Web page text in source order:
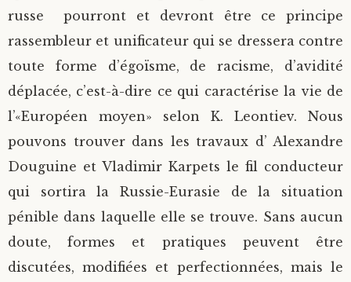
russe pourront et devront être ce principe
rassembleur et unificateur qui se dressera contre
toute forme d’égoïsme, de racisme, d’avidité
déplacée, c’est-à-dire ce qui caractérise la vie de
l’«Européen moyen» selon K. Leontiev. Nous
pouvons trouver dans les travaux d’ Alexandre
Douguine et Vladimir Karpets le fil conducteur
qui sortira la Russie-Eurasie de la situation
pénible dans laquelle elle se trouve. Sans aucun
doute, formes et pratiques peuvent être
discutées, modifiées et perfectionnées, mais le